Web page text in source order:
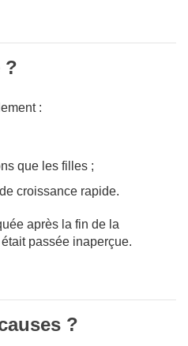
?
:
que les filles ;
croissance rapide.
après la fin de la
passée inaperçue.
?